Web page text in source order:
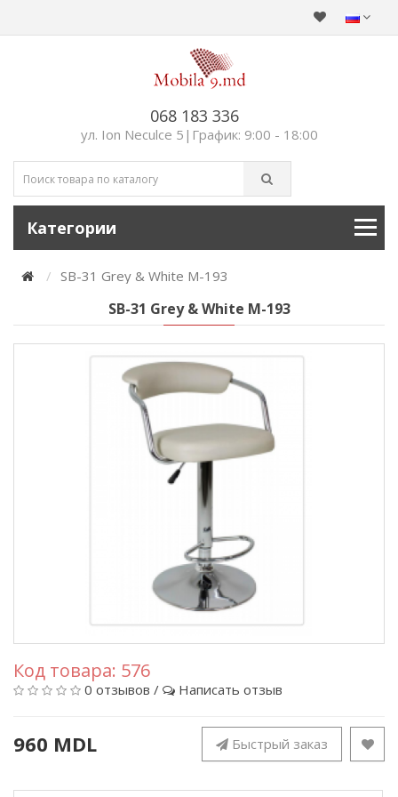
068 183 336
ул. Ion Neculce 5|График: 9:00 - 18:00
Категории
SB-31 Grey & White M-193
SB-31 Grey & White M-193
Код товара: 576
0 отзывов / Написать отзыв
960 MDL Быстрый заказ